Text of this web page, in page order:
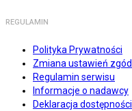
REGULAMIN
Polityka Prywatności
Zmiana ustawień zgód
Regulamin serwisu
Informacje o nadawcy
Deklaracja dostępności